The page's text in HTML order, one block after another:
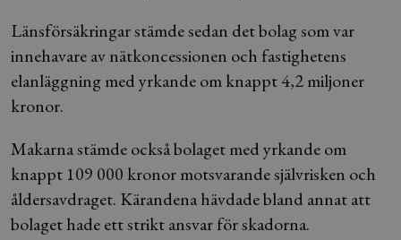
Länsförsäkringar stämde sedan det bolag som var
innehavare av nätkoncessionen och fastighetens
elanläggning med yrkande om knappt 4,2 miljoner
kronor.
Makarna stämde också bolaget med yrkande om
knappt 109 000 kronor motsvarande självrisken och
åldersavdraget. Kärandena hävdade bland annat att
bolaget hade ett strikt ansvar för skadorna.